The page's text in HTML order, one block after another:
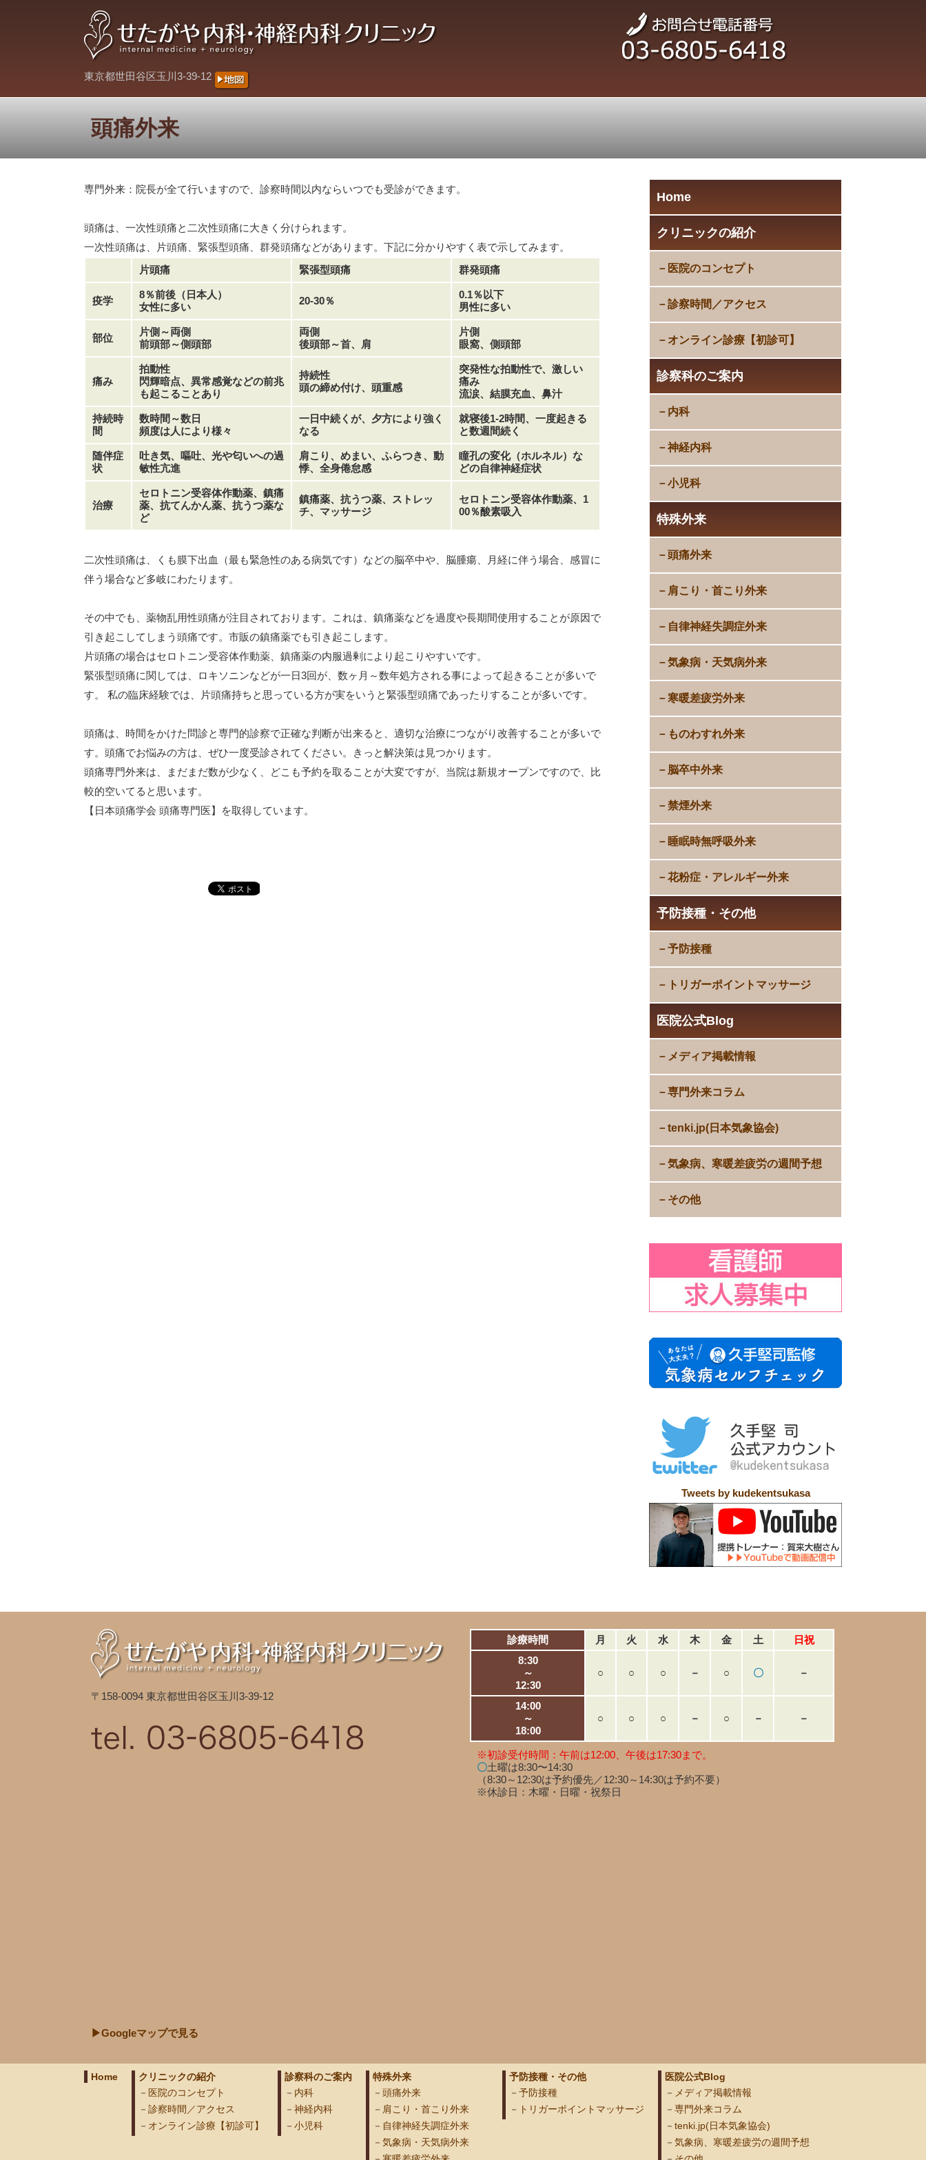
東京都世田谷区玉川3-39-12
頭痛外来
Home
クリニックの紹介
医院のコンセプト
診察時間／アクセス
オンライン診療【初診可】
診察科のご案内
内科
神経内科
小児科
特殊外来
頭痛外来
肩こり・首こり外来
自律神経失調症外来
気象病・天気病外来
寒暖差疲労外来
ものわすれ外来
脳卒中外来
禁煙外来
睡眠時無呼吸外来
花粉症・アレルギー外来
予防接種・その他
予防接種
トリガーポイントマッサージ
医院公式Blog
メディア掲載情報
専門外来コラム
tenki.jp(日本気象協会)
気象病、寒暖差疲労の週間予想
その他
専門外来：院長が全て行いますので、診察時間以内ならいつでも受診ができます。
頭痛は、一次性頭痛と二次性頭痛に大きく分けられます。
一次性頭痛は、片頭痛、緊張型頭痛、群発頭痛などがあります。下記に分かりやすく表で示してみます。
片頭痛
緊張型頭痛 群発頭痛
疫学
8％前後（日本人）
女性に多い
20-30％
0.1％以下
男性に多い
部位
片側～両側
前頭部～側頭部
両側
後頭部～首、肩
片側
眼窩、側頭部
痛み
拍動性
閃輝暗点、異常感覚などの前兆
も起こることあり
持続性
頭の締め付け、頭重感
突発性な拍動性で、激しい
痛み
流涙、結膜充血、鼻汁
持続時
間
数時間～数日
頻度は人により様々
一日中続くが、夕方により強く
なる
就寝後1-2時間、一度起きる
と数週間続く
随伴症
状
吐き気、嘔吐、光や匂いへの過
敏性亢進
肩こり、めまい、ふらつき、動
悸、全身倦怠感
瞳孔の変化（ホルネル）な
どの自律神経症状
治療
セロトニン受容体作動薬、鎮痛
薬、抗てんかん薬、抗うつ薬な
ど
鎮痛薬、抗うつ薬、ストレッ
チ、マッサージ
セロトニン受容体作動薬、1
00％酸素吸入
二次性頭痛は、くも膜下出血（最も緊急性のある病気です）などの脳卒中や、脳腫瘍、月経に伴う場合、感冒に
伴う場合など多岐にわたります。
その中でも、薬物乱用性頭痛が注目されております。これは、鎮痛薬などを過度や長期間使用することが原因で
引き起こしてしまう頭痛です。市販の鎮痛薬でも引き起こします。
片頭痛の場合はセロトニン受容体作動薬、鎮痛薬の内服過剰により起こりやすいです。
緊張型頭痛に関しては、ロキソニンなどが一日3回が、数ヶ月～数年処方される事によって起きることが多いで
す。 私の臨床経験では、片頭痛持ちと思っている方が実をいうと緊張型頭痛であったりすることが多いです。
頭痛は、時間をかけた問診と専門的診察で正確な判断が出来ると、適切な治療につながり改善することが多いで
す。頭痛でお悩みの方は、ぜひ一度受診されてください。きっと解決策は見つかります。
頭痛専門外来は、まだまだ数が少なく、どこも予約を取ることが大変ですが、当院は新規オープンですので、比
較的空いてると思います。
【日本頭痛学会 頭痛専門医】を取得しています。
Tweets by kudekentsukasa
〒158-0094 東京都世田谷区玉川3-39-12
診療時間 月 火 水 木 金 土
日祝
8:30
～
12:30
○ ○ ○ － ○ 〇 －
14:00
～
18:00
○ ○ ○ － ○ － －
※初診受付時間：午前は12:00、午後は17:30まで。
〇土曜は8:30〜14:30
（8:30～12:30は予約優先／12:30～14:30は予約不要）
※休診日：木曜・日曜・祝祭日
▶Googleマップで見る
Home
クリニックの紹介
医院のコンセプト
診察時間／アクセス
オンライン診療【初診可】
診察科のご案内
内科
神経内科
小児科
特殊外来
頭痛外来
肩こり・首こり外来
自律神経失調症外来
気象病・天気病外来
予防接種・その他
予防接種
トリガーポイントマッサージ
医院公式Blog
メディア掲載情報
専門外来コラム
tenki.jp(日本気象協会)
気象病、寒暖差疲労の週間予想